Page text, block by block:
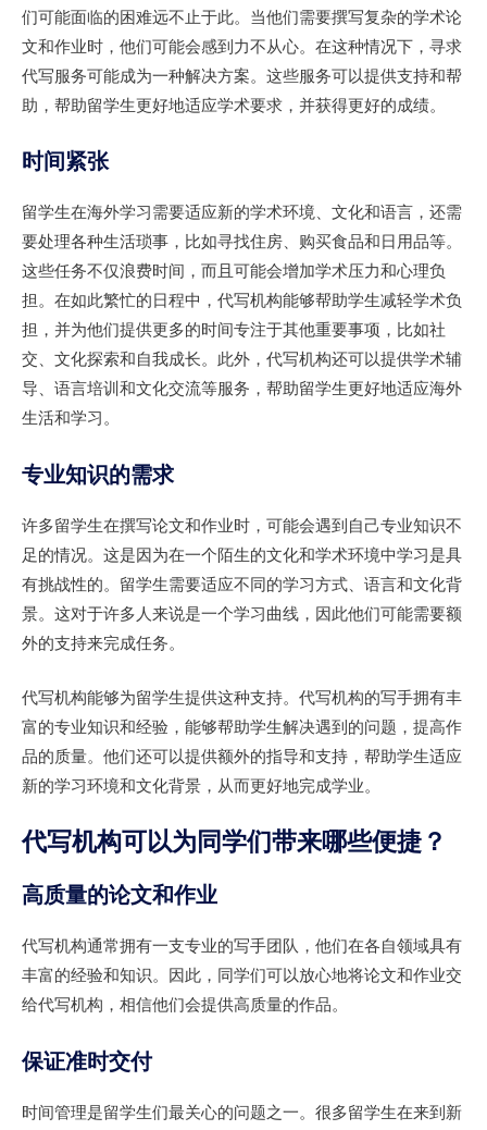
们可能面临的困难远不止于此。当他们需要撰写复杂的学术论
文和作业时，他们可能会感到力不从心。在这种情况下，寻求
代写服务可能成为一种解决方案。这些服务可以提供支持和帮
助，帮助留学生更好地适应学术要求，并获得更好的成绩。
时间紧张
留学生在海外学习需要适应新的学术环境、文化和语言，还需
要处理各种生活琐事，比如寻找住房、购买食品和日用品等。
这些任务不仅浪费时间，而且可能会增加学术压力和心理负
担。在如此繁忙的日程中，代写机构能够帮助学生减轻学术负
担，并为他们提供更多的时间专注于其他重要事项，比如社
交、文化探索和自我成长。此外，代写机构还可以提供学术辅
导、语言培训和文化交流等服务，帮助留学生更好地适应海外
生活和学习。
专业知识的需求
许多留学生在撰写论文和作业时，可能会遇到自己专业知识不
足的情况。这是因为在一个陌生的文化和学术环境中学习是具
有挑战性的。留学生需要适应不同的学习方式、语言和文化背
景。这对于许多人来说是一个学习曲线，因此他们可能需要额
外的支持来完成任务。
代写机构能够为留学生提供这种支持。代写机构的写手拥有丰
富的专业知识和经验，能够帮助学生解决遇到的问题，提高作
品的质量。他们还可以提供额外的指导和支持，帮助学生适应
新的学习环境和文化背景，从而更好地完成学业。
代写机构可以为同学们带来哪些便捷？
高质量的论文和作业
代写机构通常拥有一支专业的写手团队，他们在各自领域具有
丰富的经验和知识。因此，同学们可以放心地将论文和作业交
给代写机构，相信他们会提供高质量的作品。
保证准时交付
时间管理是留学生们最关心的问题之一。很多留学生在来到新